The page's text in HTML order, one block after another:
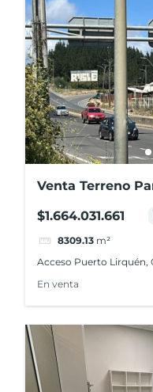
Venta Terreno
$1.664.031.661
8309.13 m²
Acceso Puerto Lirquén,
En venta